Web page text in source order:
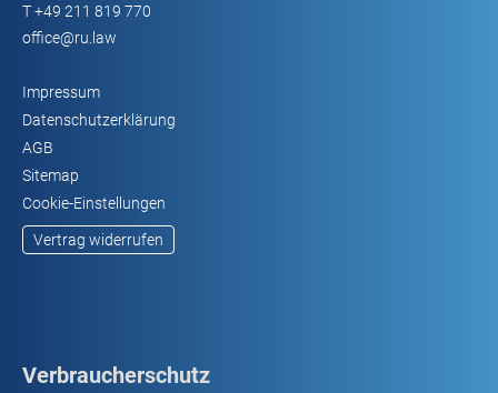
T+49 211 819 770
office@ru.law
Impressum
Datenschutzerklärung
AGB
Sitemap
Cookie-Einstellungen
Vertrag widerrufen
Verbraucherschutz